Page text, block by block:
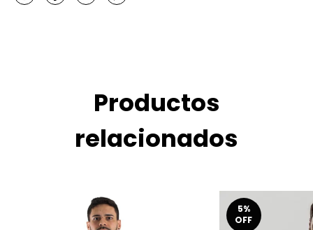
Productos
relacionados
5%
OFF